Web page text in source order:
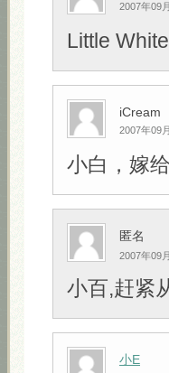
2007年09
Little
iCream
2007年09
小白，嫁
匿名
2007年09
小百,赶紧
小E